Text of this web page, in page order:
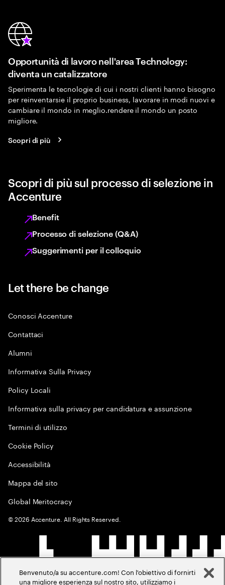
Opportunità di lavoro nell'area Technology:
diventa un catalizzatore
Sperimenta le tecnologie di cui i nostri clienti hanno bisogno
per reinventarsie il proprio business, lavorare in modi nuovi e
cambiare il mondo in meglio.rendere il mondo un posto
migliore.
Scopri di più
Scopri di più sul processo di selezione in
Accenture
Benefit
Processo di selezione (Q&A)
Suggerimenti per il colloquio
Let there be change
Conosci Accenture
Contattaci
Alumni
Informativa Sulla Privacy
Policy Locali
Informativa sulla privacy per candidatura e assunzione
Termini di utilizzo
Cookie Policy
Accessibilità
Mappa del sito
Global Meritocracy
©2026 Accenture. All Rights Reserved.
Benvenuto/a su accenture.com! Con l'obiettivo di fornirti
una migliore esperienza sul nostro sito, utilizziamo i